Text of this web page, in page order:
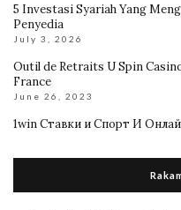
5 Investasi Syariah Yang
Penyedia
July 3, 2026
Outil de Retraits U Spin
France
June 26, 2023
1win Ставки и Спорт И